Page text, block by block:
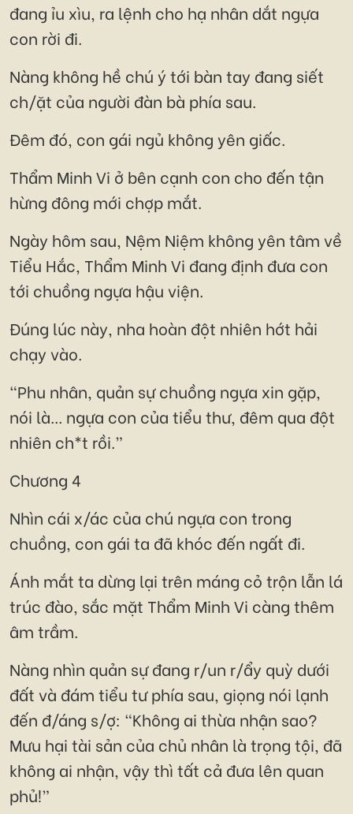
đang ỉu xìu, ra lệnh cho hạ nhân dắt ngựa
con rời đi.
Nàng không hề chú ý tới bàn tay đang siết
ch/ặt của người đàn bà phía sau.
Đêm đó, con gái ngủ không yên giấc.
Thẩm Minh Vi ở bên cạnh con cho đến tận
hừng đông mới chợp mắt.
Ngày hôm sau, Nệm Niệm không yên tâm về
Tiểu Hắc, Thẩm Minh Vi đang định đưa con
tới chuồng ngựa hậu viện.
Đúng lúc này, nha hoàn đột nhiên hớt hải
chạy vào.
“Phu nhân, quản sự chuồng ngựa xin gặp,
nói là... ngựa con của tiểu thư, đêm qua đột
nhiên ch*t rồi.”
Chương 4
Nhìn cái x/ác của chú ngựa con trong
chuồng, con gái ta đã khóc đến ngất đi.
Ánh mắt ta dừng lại trên máng cỏ trộn lẫn lá
trúc đào, sắc mặt Thẩm Minh Vi càng thêm
âm trầm.
Nàng nhìn quản sự đang r/un r/ẩy quỳ dưới
đất và đám tiểu tư phía sau, giọng nói lạnh
đến đ/áng s/ợ: “Không ai thừa nhận sao?
Mưu hại tài sản của chủ nhân là trọng tội, đã
không ai nhận, vậy thì tất cả đưa lên quan
phủ!”